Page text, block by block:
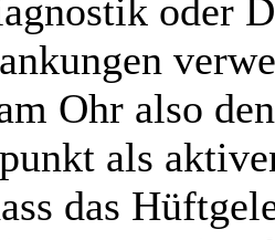
oder
Ohr also den
als
das